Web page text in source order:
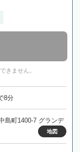
きません。
8分
島町1400-7 グランデ
地図